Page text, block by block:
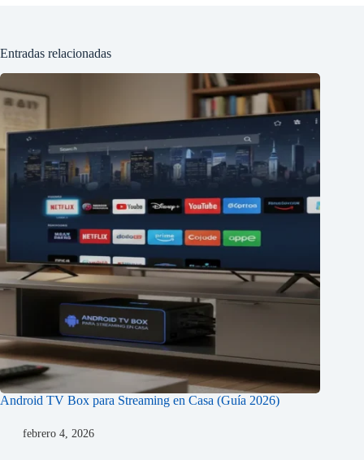
Entradas relacionadas
Android TV Box para Streaming en Casa (Guía 2026)
febrero 4, 2026